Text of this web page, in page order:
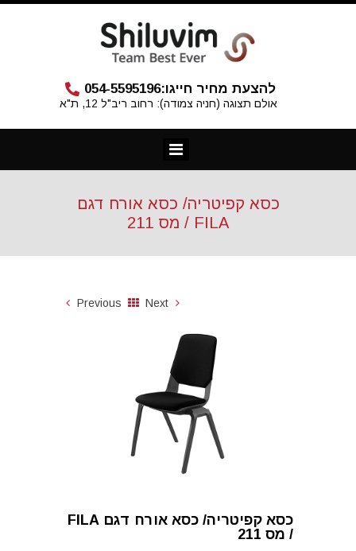
להצעת מחיר חייגו:054-5595196
אולם תצוגה (חניה צמודה): רחוב ריב"ל 12, ת"א
כסא קפיטריה/ כסא אורח דגם
FILA / מס 211
Previous Next
כסא קפיטריה/ כסא אורח דגם FILA
/ מס 211